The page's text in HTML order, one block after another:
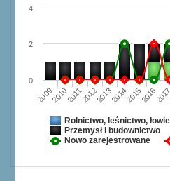
20092010201120122013201420152016
0
2
4
Rolnictwo, leśnictwo,
Przemysł i budownictwo
Nowo zarejestrowane